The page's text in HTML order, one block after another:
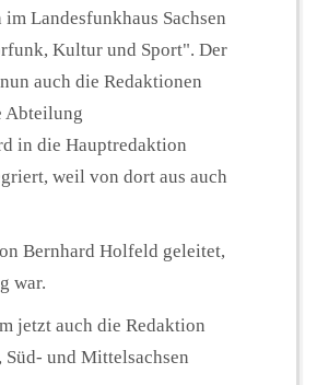
Landesfunkhaus Sachsen
Kultur und Sport". Der
auch die Redaktionen
Abteilung
in die Hauptredaktion
weil von dort aus auch
Bernhard Holfeld geleitet,
war.
jetzt auch die Redaktion
und Mittelsachsen